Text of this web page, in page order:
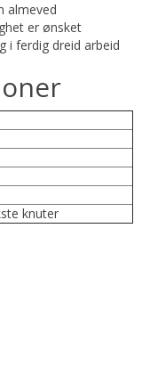
almeved
er ønsket
i ferdig dreid arbeid
knuter